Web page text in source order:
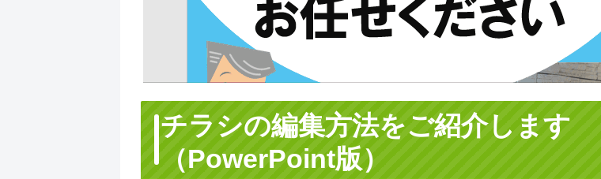
チラシの編集方法をご紹介します
（PowerPoint版）